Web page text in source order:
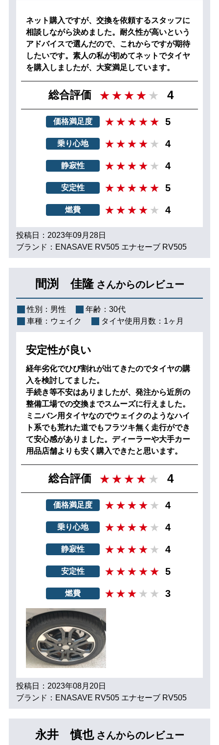
ネット購入ですが、交換を依頼するスタッフに
相談しながら決めました。耐久性が高いという
アドバイスで選んだので、これからですが期待
したいです。素人の私が初めてネットでタイヤ
を購入しましたが、大変満足しています。
総合評価 4
価格満足度 5
乗り心地 4
静寂性 4
安定性 5
燃費 4
投稿日：2023年09月28日
ブランド：ENASAVE RV505 エナセーブ RV505
間渕 佳隆 さんからのレビュー
性別： 男性 年齢： 30代
車種： ウェイク タイヤ使用月数： 1ヶ月
安定性が良い
経年劣化でひび割れが出てきたのでタイヤの購
入を検討してました。
手続き等不安はありましたが、発注から近所の
整備工場での交換までスムーズに行えました。
ミニバン用タイヤなのでウェイクのようなハイ
ト系でも荒れた道でもフラツキ無く走行ができ
て安心感がありました。ディーラーや大手カー
用品店舗よりも安く購入できたと思います。
総合評価 4
価格満足度 4
乗り心地 4
静寂性 4
安定性 5
燃費 3
投稿日：2023年08月20日
ブランド：ENASAVE RV505 エナセーブ RV505
永井 慎也 さんからのレビュー